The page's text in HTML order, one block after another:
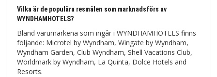
Vilka är de populära resmålen som marknadsförs av
WYNDHAMHOTELS?
Bland varumärkena som ingår i WYNDHAMHOTELS finns
följande: Microtel by Wyndham, Wingate by Wyndham,
Wyndham Garden, Club Wyndham, Shell Vacations Club,
Worldmark by Wyndham, La Quinta, Dolce Hotels and
Resorts.